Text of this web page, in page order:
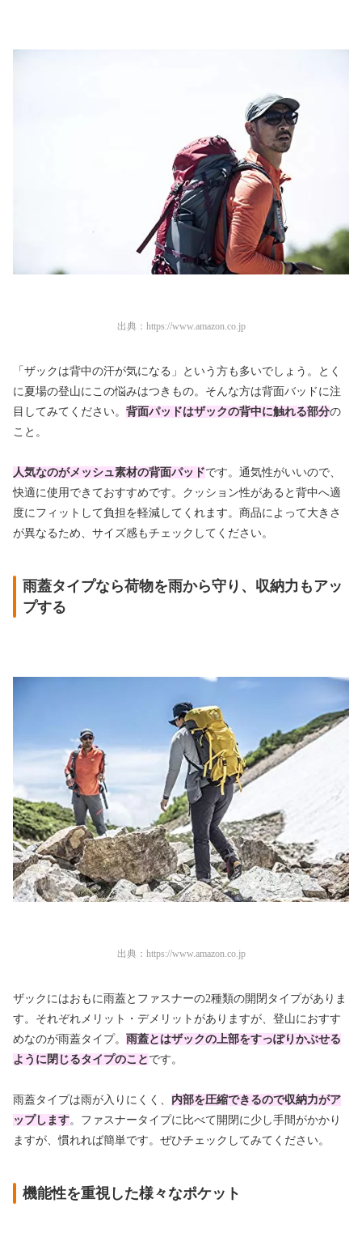
出典： https://www.amazon.co.jp
「ザックは背中の汗が気になる」という方も多いでしょう。とく
に夏場の登山にこの悩みはつきもの。そんな方は背面バッドに注
目してみてください。 背面パッドはザックの背中に触れる部分の
こと。
人気なのがメッシュ素材の背面パッドです。通気性がいいので、
快適に使用できておすすめです。クッション性があると背中へ適
度にフィットして負担を軽減してくれます。商品によって大きさ
が異なるため、サイズ感もチェックしてください。
雨蓋タイプなら荷物を雨から守り、収納力もアッ
プする
出典： https://www.amazon.co.jp
ザックにはおもに雨蓋とファスナーの2種類の開閉タイプがありま
す。それぞれメリット・デメリットがありますが、登山におすす
めなのが雨蓋タイプ。 雨蓋とはザックの上部をすっぽりかぶせる
ように閉じるタイプのこと です。
雨蓋タイプは雨が入りにくく、 内部を圧縮できるので収納力がア
ップします。ファスナータイプに比べて開閉に少し手間がかかり
ますが、慣れれば簡単です。ぜひチェックしてみてください。
機能性を重視した様々なポケット